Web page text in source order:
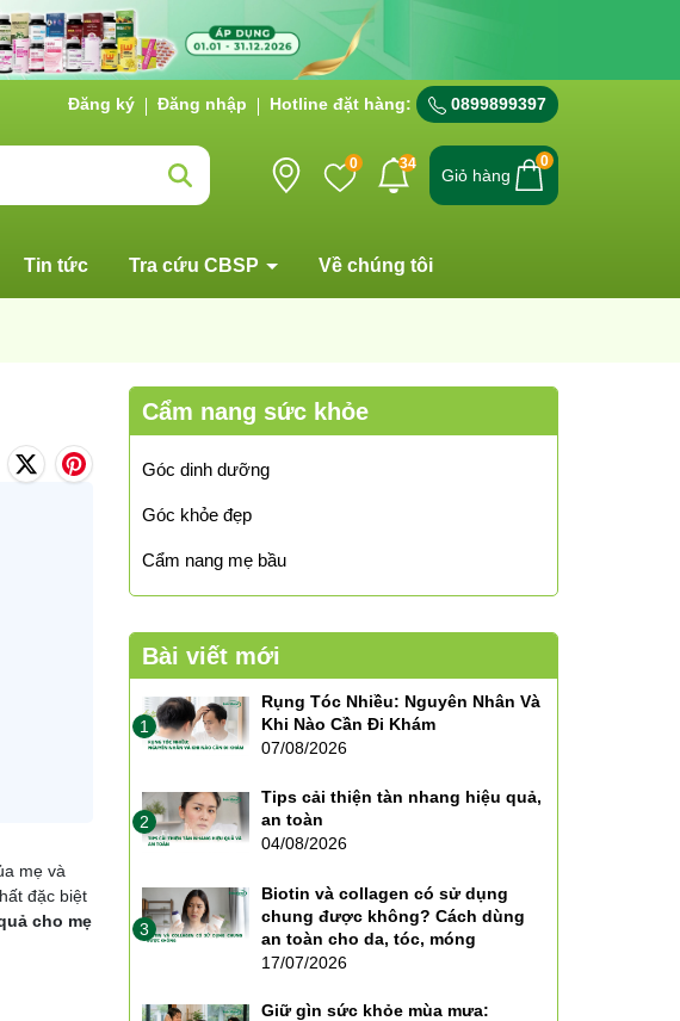
Đăng ký Đăng nhập Hotline đặt hàng: 0899899397
0 34
Giỏ hàng
0
Tin tức Tra cứu CBSP Về chúng tôi
mẹ và
đặc biệt
cho mẹ
Cẩm nang sức khỏe
Góc dinh dưỡng
Góc khỏe đẹp
Cẩm nang mẹ bầu
Bài viết mới
1
Rụng Tóc Nhiều: Nguyên Nhân Và
Khi Nào Cần Đi Khám
07/08/2026
2
Tips cải thiện tàn nhang hiệu quả,
an toàn
04/08/2026
3
Biotin và collagen có sử dụng
chung được không? Cách dùng
an toàn cho da, tóc, móng
17/07/2026
Giữ gìn sức khỏe mùa mưa: